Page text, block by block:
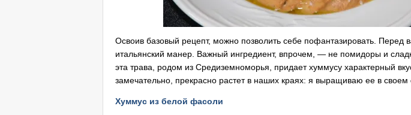
Освоив базовый рецепт, можно позволить себе пофантазировать. Перед
итальянский манер. Важный ингредиент, впрочем, — не помидоры и
эта трава, родом из Средиземноморья, придает хуммусу характерный
замечательно, прекрасно растет в наших краях: я выращиваю ее в своем
Хуммус из белой фасоли